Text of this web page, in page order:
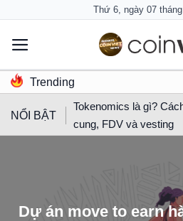
content
Thứ 6, ngày 07
Trending
NỔI BẬT
Tokenomics là gì?
cung, FDV và vesting
Dự án move to earn